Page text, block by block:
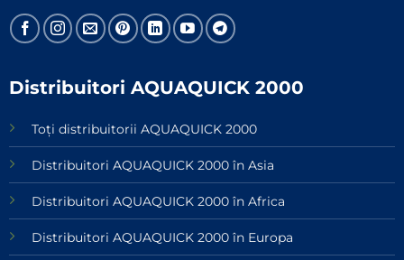
Distribuitori AQUAQUICK 2000
Toți distribuitorii AQUAQUICK 2000
Distribuitori AQUAQUICK 2000 în Asia
Distribuitori AQUAQUICK 2000 în Africa
Distribuitori AQUAQUICK 2000 în Europa